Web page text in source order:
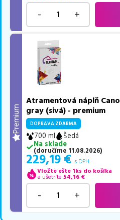
- +
Premium
Atramentová náplň
gray (sivá) - premium
DOPRAVA ZDARMA
700 ml
Šedá
Na sklade
(doručíme 11.08.2026)
229,19 € s DPH
Vložte ešte 1ks do košíka
a ušetríte 54,16 €
- +